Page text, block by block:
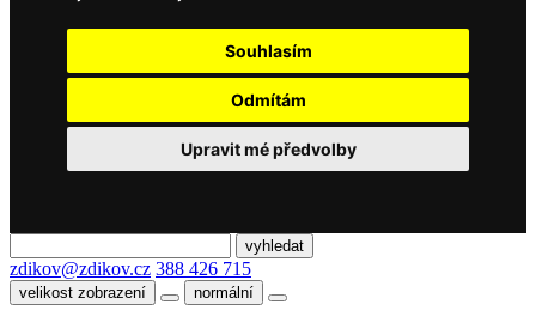
Souhlasím
Odmítám
Upravit mé předvolby
zdikov@zdikov.cz 388 426 715
velikost zobrazení normální